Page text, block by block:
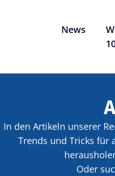
News
In den Artikeln unserer
Trends und Tricks für
Oder